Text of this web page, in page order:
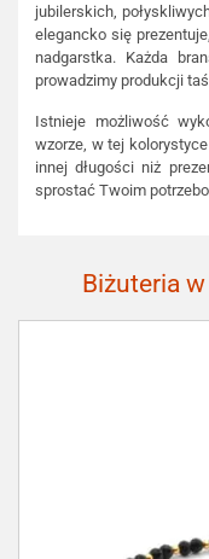
jubilerskich,
elegancko się
nadgarstka. Każda
prowadzimy produkcji
Istnieje możliwość
wzorze, w tej
innej długości niż
sprostać Twoim
Biżuteria